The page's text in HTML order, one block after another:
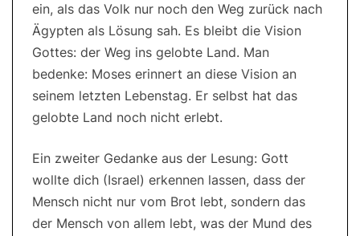
ein, als das Volk nur noch den Weg zurück nach
Ägypten als Lösung sah. Es bleibt die Vision
Gottes: der Weg ins gelobte Land. Man
bedenke: Moses erinnert an diese Vision an
seinem letzten Lebenstag. Er selbst hat das
gelobte Land noch nicht erlebt.
Ein zweiter Gedanke aus der Lesung: Gott
wollte dich (Israel) erkennen lassen, dass der
Mensch nicht nur vom Brot lebt, sondern das
der Mensch von allem lebt, was der Mund des